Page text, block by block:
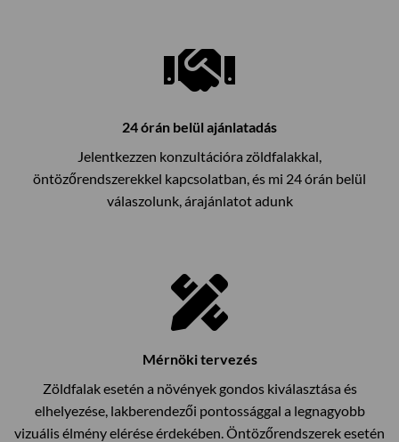
24 órán belül ajánlatadás
Jelentkezzen konzultációra zöldfalakkal,
öntözőrendszerekkel kapcsolatban, és mi 24 órán belül
válaszolunk, árajánlatot adunk
Mérnöki tervezés
Zöldfalak esetén a növények gondos kiválasztása és
elhelyezése, lakberendezői pontossággal a legnagyobb
vizuális élmény elérése érdekében. Öntözőrendszerek esetén